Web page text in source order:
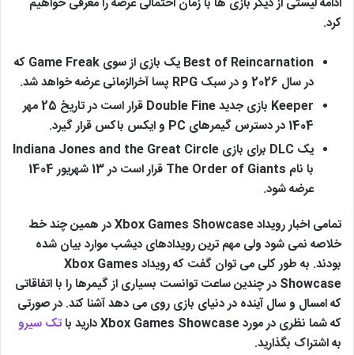
کرد.
Best of Reincarnation یک بازی از سوی Game Freak که
در سال 2026 و در سبک RPG پسا آخرالزمانی عرضه خواهد شد.
Keeper بازی جدید Double Fine قرار است در تاریخ 25 مهر
1404 در دسترس گیمرهای PC و ایکس باکس قرار گیرد.
یک DLC برای بازی Indiana Jones and the Great Circle
با نام The Order of Giants قرار است در 13 شهریور 1404
عرضه شود.
تمامی اخبار رویداد Xbox Games Showcase در همین چند خط
خلاصه نمی شود ولی مهم ترین رویدادهای دیشب موارد بیان شده
بودند. به طور کلی می توان گفت که رویداد Xbox Games
Showcase در چندین ساعت توانست بسیاری از گیمرها را با اتفاقاتی
که امسال و سال آینده در دنیای بازی روی می دهد آشنا کند. در صورتی
که شما نظری در مورد Xbox Games Showcase دارید با
تک سیرو
به اشتراک بگذارید.